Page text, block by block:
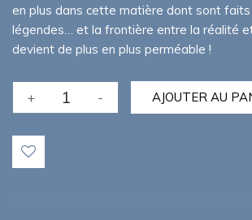
en plus dans cette matière dont sont
légendes… et la frontière entre la réalité
devient de plus en plus perméable !
+
quantité
de
- AJOUTER AU